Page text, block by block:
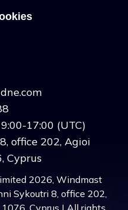
17:00 (UTC)
office 202, Agioi
Cyprus
2026, Windmast
Sykoutri 8, office 202,